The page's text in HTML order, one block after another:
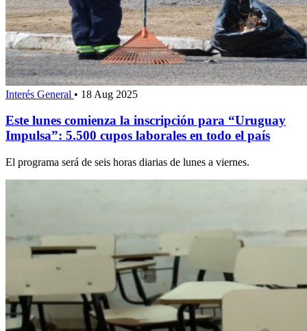
Interés General • 18 Aug 2025
Este lunes comienza la inscripción para “Uruguay
Impulsa”: 5.500 cupos laborales en todo el país
El programa será de seis horas diarias de lunes a viernes.